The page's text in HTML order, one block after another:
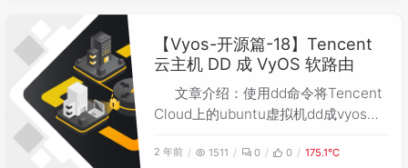
【Vyos-开源篇-18】Tencent
云主机 DD 成 VyOS 软路由
文章介绍：使用dd命令将Tencent
Cloud上的ubuntu虚拟机dd成vyos软
2 年前 1511 0 0 175.1℃